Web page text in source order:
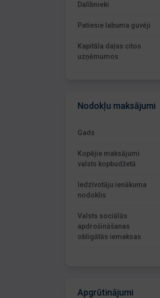
Dalībnieki
Patiesie labuma guvēji
Kapitāla daļas citos
uzņēmumos
Nodokļu maksājumi
Gads
Kopējie maksājumi
valsts kopbudžetā
Iedzīvotāju ienākuma
nodoklis
Valsts sociālās
apdrošināšanas
obligātās iemaksas
Apgrūtinājumi